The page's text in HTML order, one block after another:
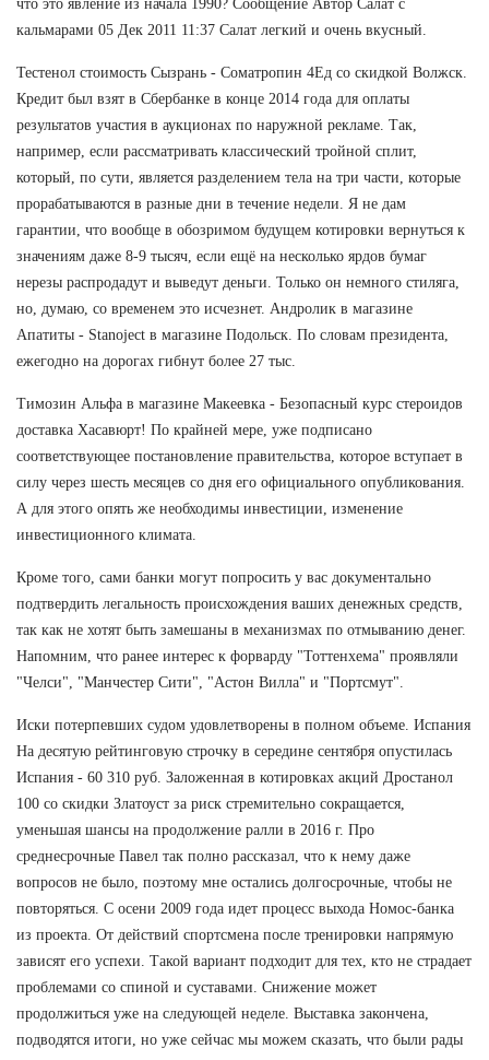
что это явление из начала 1990? Сообщение Автор Салат с
кальмарами 05 Дек 2011 11:37 Салат легкий и очень вкусный.
Тестенол стоимость Сызрань - Cоматропин 4Ед со скидкой Волжск.
Кредит был взят в Сбербанке в конце 2014 года для оплаты
результатов участия в аукционах по наружной рекламе. Так,
например, если рассматривать классический тройной сплит,
который, по сути, является разделением тела на три части, которые
прорабатываются в разные дни в течение недели. Я не дам
гарантии, что вообще в обозримом будущем котировки вернуться к
значениям даже 8-9 тысяч, если ещё на несколько ярдов бумаг
нерезы распродадут и выведут деньги. Только он немного стиляга,
но, думаю, со временем это исчезнет. Андролик в магазине
Апатиты - Stanoject в магазине Подольск. По словам президента,
ежегодно на дорогах гибнут более 27 тыс.
Tимозин Альфа в магазине Макеевка - Безопасный курс стероидов
доставка Хасавюрт! По крайней мере, уже подписано
соответствующее постановление правительства, которое вступает в
силу через шесть месяцев со дня его официального опубликования.
А для этого опять же необходимы инвестиции, изменение
инвестиционного климата.
Кроме того, сами банки могут попросить у вас документально
подтвердить легальность происхождения ваших денежных средств,
так как не хотят быть замешаны в механизмах по отмыванию денег.
Напомним, что ранее интерес к форварду "Тоттенхема" проявляли
"Челси", "Манчестер Сити", "Астон Вилла" и "Портсмут".
Иски потерпевших судом удовлетворены в полном объеме. Испания
На десятую рейтинговую строчку в середине сентября опустилась
Испания - 60 310 руб. Заложенная в котировках акций Дростанол
100 со скидки Златоуст за риск стремительно сокращается,
уменьшая шансы на продолжение ралли в 2016 г. Про
среднесрочные Павел так полно рассказал, что к нему даже
вопросов не было, поэтому мне остались долгосрочные, чтобы не
повторяться. С осени 2009 года идет процесс выхода Номос-банка
из проекта. От действий спортсмена после тренировки напрямую
зависят его успехи. Такой вариант подходит для тех, кто не страдает
проблемами со спиной и суставами. Снижение может
продолжиться уже на следующей неделе. Выставка закончена,
подводятся итоги, но уже сейчас мы можем сказать, что были рады